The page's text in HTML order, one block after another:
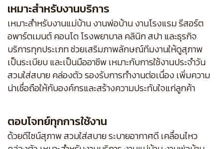
เหมาะสำหรับงานบริการ
เหมาะสำหรับงานแม่บ้าน งานพ่อบ้าน งานโรงแรม รีสอร์ต
อพาร์ตเมนต์ คอนโด โรงพยาบาล คลินิก สปา และธุรกิจ
บริการทุกประเภท ช่วยเสริมภาพลักษณ์ทีมงานให้ดูสุภาพ
เป็นระเบียบ และเป็นมืออาชีพ เหมาะกับการใช้งานประจำวัน
สวมใส่สบาย คล่องตัว รองรับการทำงานต่อเนื่อง เพิ่มความ
น่าเชื่อถือให้กับองค์กรและสร้างความประทับใจแก่ลูกค้า
ตอบโจทย์ทุกการใช้งาน
ด้วยดีไซน์สุภาพ สวมใส่สบาย ระบายอากาศดี เคลื่อนไหว